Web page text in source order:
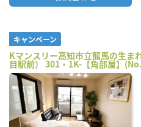
キャンペーン
Kマンスリー高知市立龍馬の生ま
目駅前） 301・1K-【角部屋】